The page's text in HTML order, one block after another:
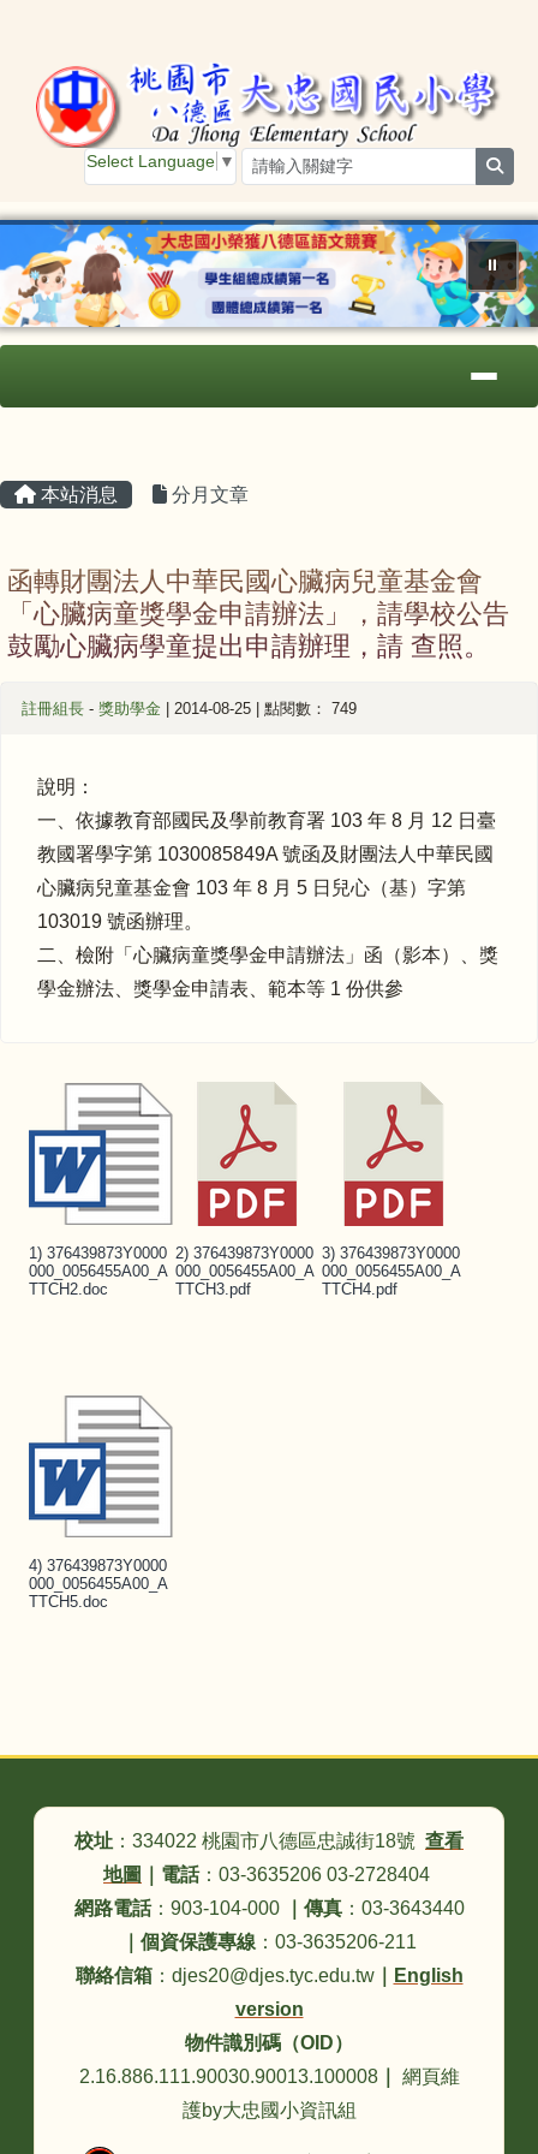
Select Language ▼
⏸
本站消息 分月文章
函轉財團法人中華民國心臟病兒童基金會
「心臟病童獎學金申請辦法」，請學校公告
鼓勵心臟病學童提出申請辦理，請 查照。
註冊組長 - 獎助學金 | 2014-08-25 | 點閱數： 749
說明：
一、依據教育部國民及學前教育署 103 年 8 月 12 日臺
教國署學字第 1030085849A 號函及財團法人中華民國
心臟病兒童基金會 103 年 8 月 5 日兒心（基）字第
103019 號函辦理。
二、檢附「心臟病童獎學金申請辦法」函（影本）、獎
學金辦法、獎學金申請表、範本等 1 份供參
1) 376439873Y0000
000_0056455A00_A
TTCH2.doc
2) 376439873Y0000
000_0056455A00_A
TTCH3.pdf
3) 376439873Y0000
000_0056455A00_A
TTCH4.pdf
4) 376439873Y0000
000_0056455A00_A
TTCH5.doc
校址 ：334022 桃園市八德區忠誠街18號 查看
地圖
電話：03-3635206 03-2728404
網路電話：903-104-000 傳真：03-3643440
個資保護專線 ：03-3635206-211
聯絡信箱：djes20@djes.tyc.edu.tw｜
English
version
物件識別碼（OID）
2.16.886.111.90030.90013.100008｜
網頁維
護by大忠國小資訊組